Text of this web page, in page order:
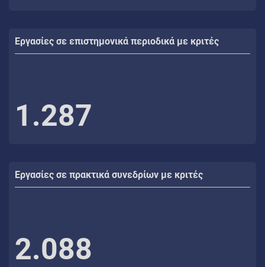
Εργασίες σε επιστημονικά περιοδικά με κριτές
1.287
Εργασίες σε πρακτικά συνεδρίων με κριτές
2.088